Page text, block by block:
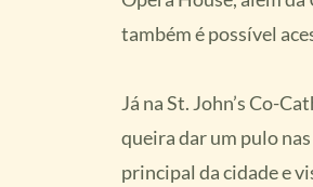
também é possível
Já na St. John’s Co-
queira dar um pulo
principal da cidade e